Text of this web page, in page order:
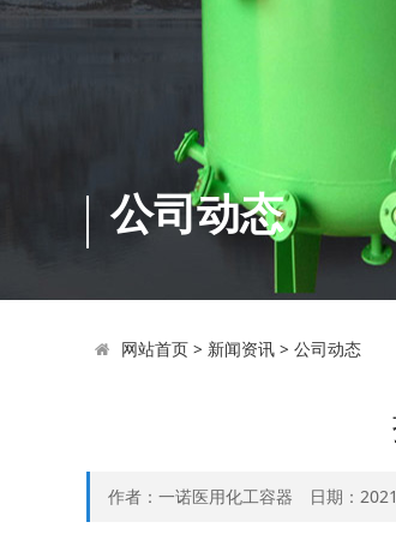
公司动态
网站首页> 新闻资讯> 公司动态
作者：一诺医用化工容器 日期：